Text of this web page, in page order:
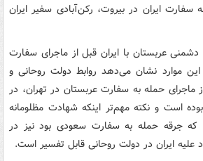
ایران در بیروت، رکن‌آبادی سفیر ایران
از دشمنی عربستان با ایران قبل از ماجرای سفارت
موارد نشان می‌دهد روابط دولت روحانی و
ماجرای حمله به سفارت عربستان در تهران، در
است و نکته مهم‌تر اینکه شهادت مظلومانه
جرقه حمله به سفارت سعودی بود نیز در
ایران در دولت روحانی قابل تفسیر است.